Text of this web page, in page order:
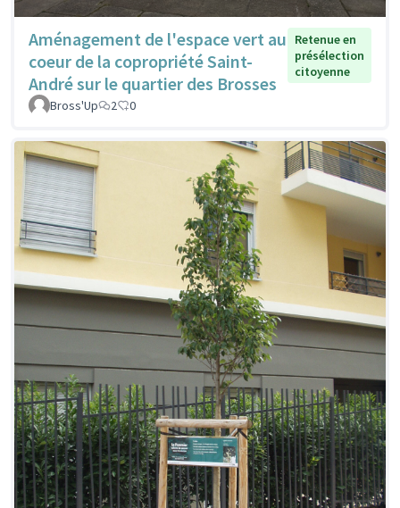
Aménagement de l'espace vert au
coeur de la copropriété Saint-
André sur le quartier des Brosses
Retenue en
présélection
citoyenne
Bross'Up 2 0